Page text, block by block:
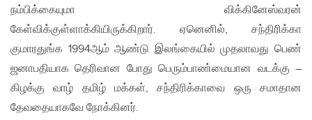
நம்பிக்கையுமா விக்கினேஸ்வரன்
கேள்விக்குள்ளாக்கியிருக்கிறார். ஏனெனில், சந்திரிக்கா
குமாரதுங்க 1994ஆம் ஆண்டு இலங்கையில் முதலாவது பெண்
ஜனாபதியாக தெரிவான போது பெரும்பாண்மையான வடக்கு –
கிழக்கு வாழ் தமிழ் மக்கள், சந்திரிக்காவை ஒரு சமாதான
தேவதையாகவே நோக்கினர்.